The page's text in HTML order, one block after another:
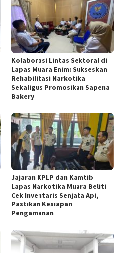
Kolaborasi Lintas Sektoral di
Lapas Muara Enim: Sukseskan
Rehabilitasi Narkotika
Sekaligus Promosikan Sapena
Bakery
Jajaran KPLP dan Kamtib
Lapas Narkotika Muara Beliti
Cek Inventaris Senjata Api,
Pastikan Kesiapan
Pengamanan